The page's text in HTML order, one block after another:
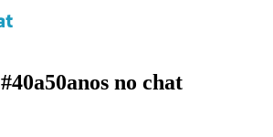
#40a50anos no chat